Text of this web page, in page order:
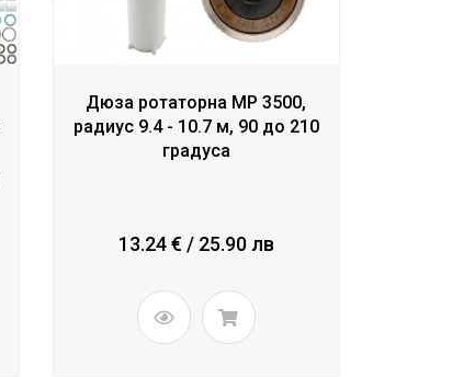
Дюза ротаторна МР 3500,
радиус 9.4 - 10.7 м, 90 до 210
градуса
13.24 € / 25.90 лв